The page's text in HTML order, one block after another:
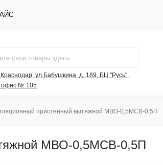
Краснодар, ул.Бабушкина, д. 189, БЦ "Русь",
офис № 105
пристенный вытяжной МВО-0,5МСВ-0,5П
МВО-0,5МСВ-0,5П